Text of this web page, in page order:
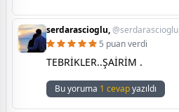
serdarascioglu,@serdarascioglu
5 puan verdi
TEBRİKLER..ŞAİRİM .
Bu yoruma 1 cevapyazıldı